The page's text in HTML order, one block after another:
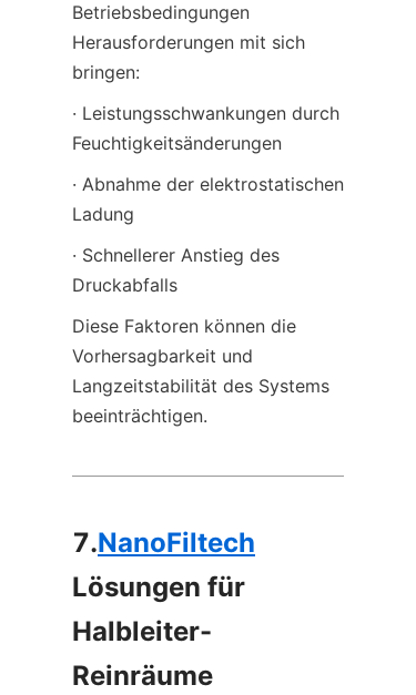
Betriebsbedingungen
Herausforderungen mit sich
bringen:
· Leistungsschwankungen durch
Feuchtigkeitsänderungen
· Abnahme der elektrostatischen
Ladung
· Schnellerer Anstieg des
Druckabfalls
Diese Faktoren können die
Vorhersagbarkeit und
Langzeitstabilität des Systems
beeinträchtigen.
7.NanoFiltech
Lösungen für
Halbleiter-
Reinräume